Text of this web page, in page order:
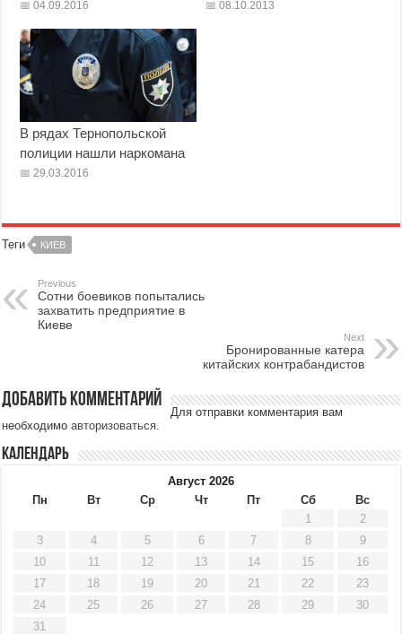
04.09.2016 08.10.2013
В рядах Тернопольской
полиции нашли наркомана
29.03.2016
Теги КИЕВ
Previous
Сотни боевиков попытались
захватить предприятие в
Киеве
Next
Бронированные катера
китайских контрабандистов
Добавить комментарий
Для отправки комментария вам
необходимоавторизоваться
Календарь
Август 2026
Пн
Вт Ср Чт Пт Сб
Вс
1
2
3
4 5 6 7 8
9
10
11 12 13 14 15
16
17
18 19 20 21 22
23
24
25 26 27 28 29
30
31